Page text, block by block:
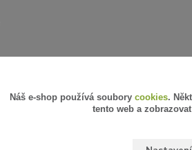
Náš e-shop používá soubory cookies.
tento web a